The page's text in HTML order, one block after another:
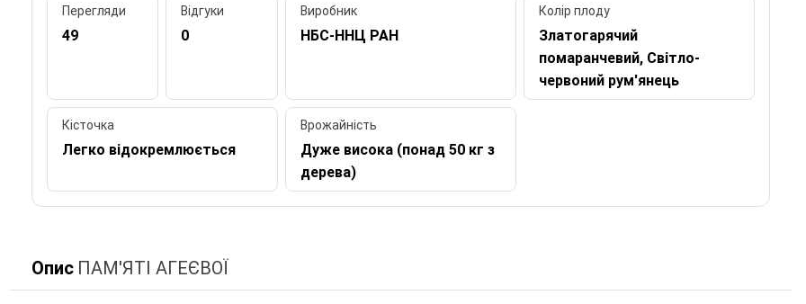
Перегляди
49
Відгуки
0
Виробник
НБС-ННЦ РАН
Колір плоду
Златогарячий
помаранчевий, Світло-
червоний рум'янець
Кісточка
Легко відокремлюється
Врожайність
Дуже висока (понад 50 кг з
дерева)
Опис ПАМ'ЯТІ АГЕЄВОЇ